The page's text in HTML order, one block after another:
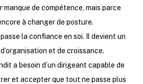
manque de compétence, mais parce
à changer de posture.
la confiance en soi. Il devient un
et de croissance.
a besoin d’un dirigeant capable de
et accepter que tout ne passe plus